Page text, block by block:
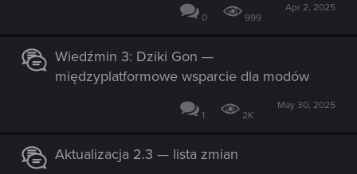
0 999
Apr 2, 2025
Wiedźmin 3: Dziki Gon —
międzyplatformowe wsparcie dla modów
1 2K
May 30, 2025
Aktualizacja 2.3 — lista zmian